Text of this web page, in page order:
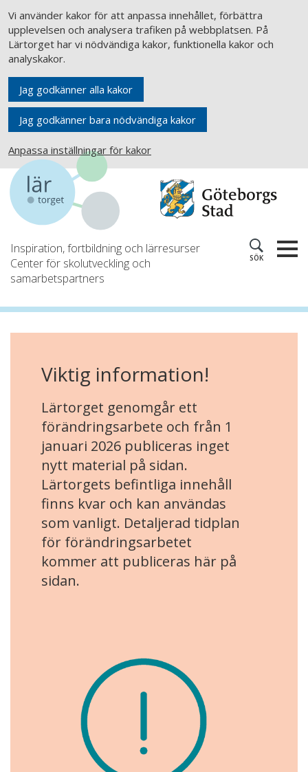
Vi använder kakor för att anpassa innehållet, förbättra
upplevelsen och analysera trafiken på webbplatsen. På
Lärtorget har vi nödvändiga kakor, funktionella kakor och
analyskakor.
Jag godkänner alla kakor
Jag godkänner bara nödvändiga kakor
Anpassa inställningar för kakor
Inspiration, fortbildning och lärresurser
Center för skolutveckling och
samarbetspartners
SÖK
Viktig information!
Lärtorget genomgår ett
förändringsarbete och från 1
januari 2026 publiceras inget
nytt material på sidan.
Lärtorgets befintliga innehåll
finns kvar och kan användas
som vanligt. Detaljerad tidplan
för förändringsarbetet
kommer att publiceras här på
sidan.